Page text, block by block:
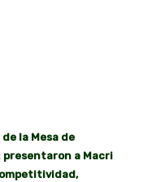
la Mesa de
a Macri